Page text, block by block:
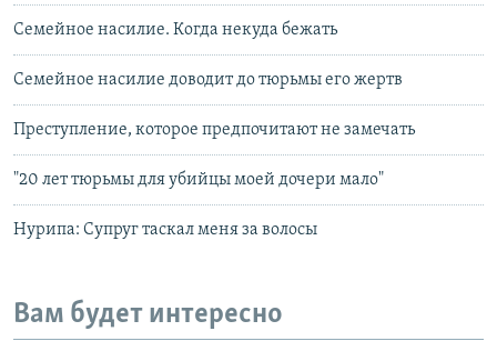
Семейное насилие. Когда некуда бежать
Семейное насилие доводит до тюрьмы его жертв
Преступление, которое предпочитают не замечать
"20 лет тюрьмы для убийцы моей дочери мало"
Нурипа: Супруг таскал меня за волосы
Вам будет интересно